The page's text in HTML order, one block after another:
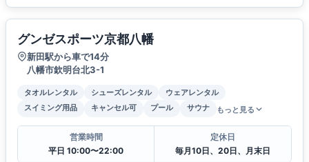
グンゼスポーツ京都八幡
新田駅から車で14分
八幡市欽明台北3-1
タオルレンタル シューズレンタル
ウェアレンタル
スイミング用品
キャンセル可 プール サウナ もっと見る
営業時間
平日 10:00〜22:00
定休日
毎月10日、20日、月末日